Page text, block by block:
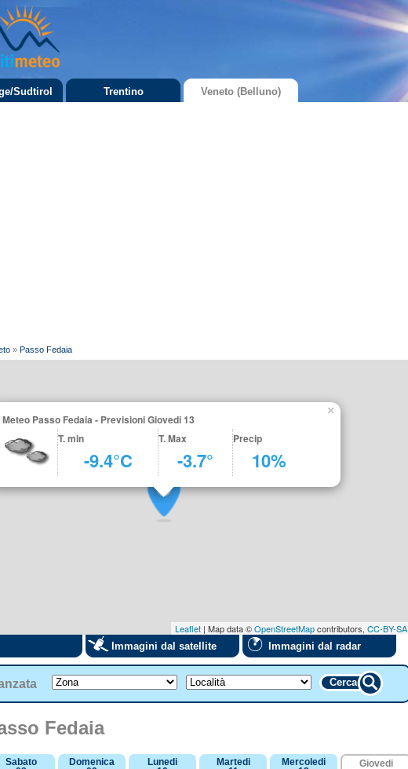
Sudtirol Trentino Veneto (Belluno)
» Passo Fedaia
Meteo Passo Fedaia - Previsioni Giovedi 13
T. min
T. Max Precip
-9.4°C -3.7° 10%
×
Leaflet | Map data ©OpenStreetMapcontributors, CC-BY-SA
Immagini dal satellite Immagini dal radar
Cerca
Fedaia
Sabato
Domenica
Lunedi
Martedi
Mercoledi
Giovedi